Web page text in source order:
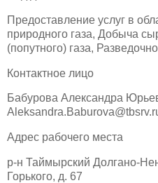
Предоставление услуг в
природного газа, Добыча
(попутного) газа,
Контактное лицо
Бабурова Александра
Адрес рабочего места
р-н Таймырский Долгано-
Горького, д. 67